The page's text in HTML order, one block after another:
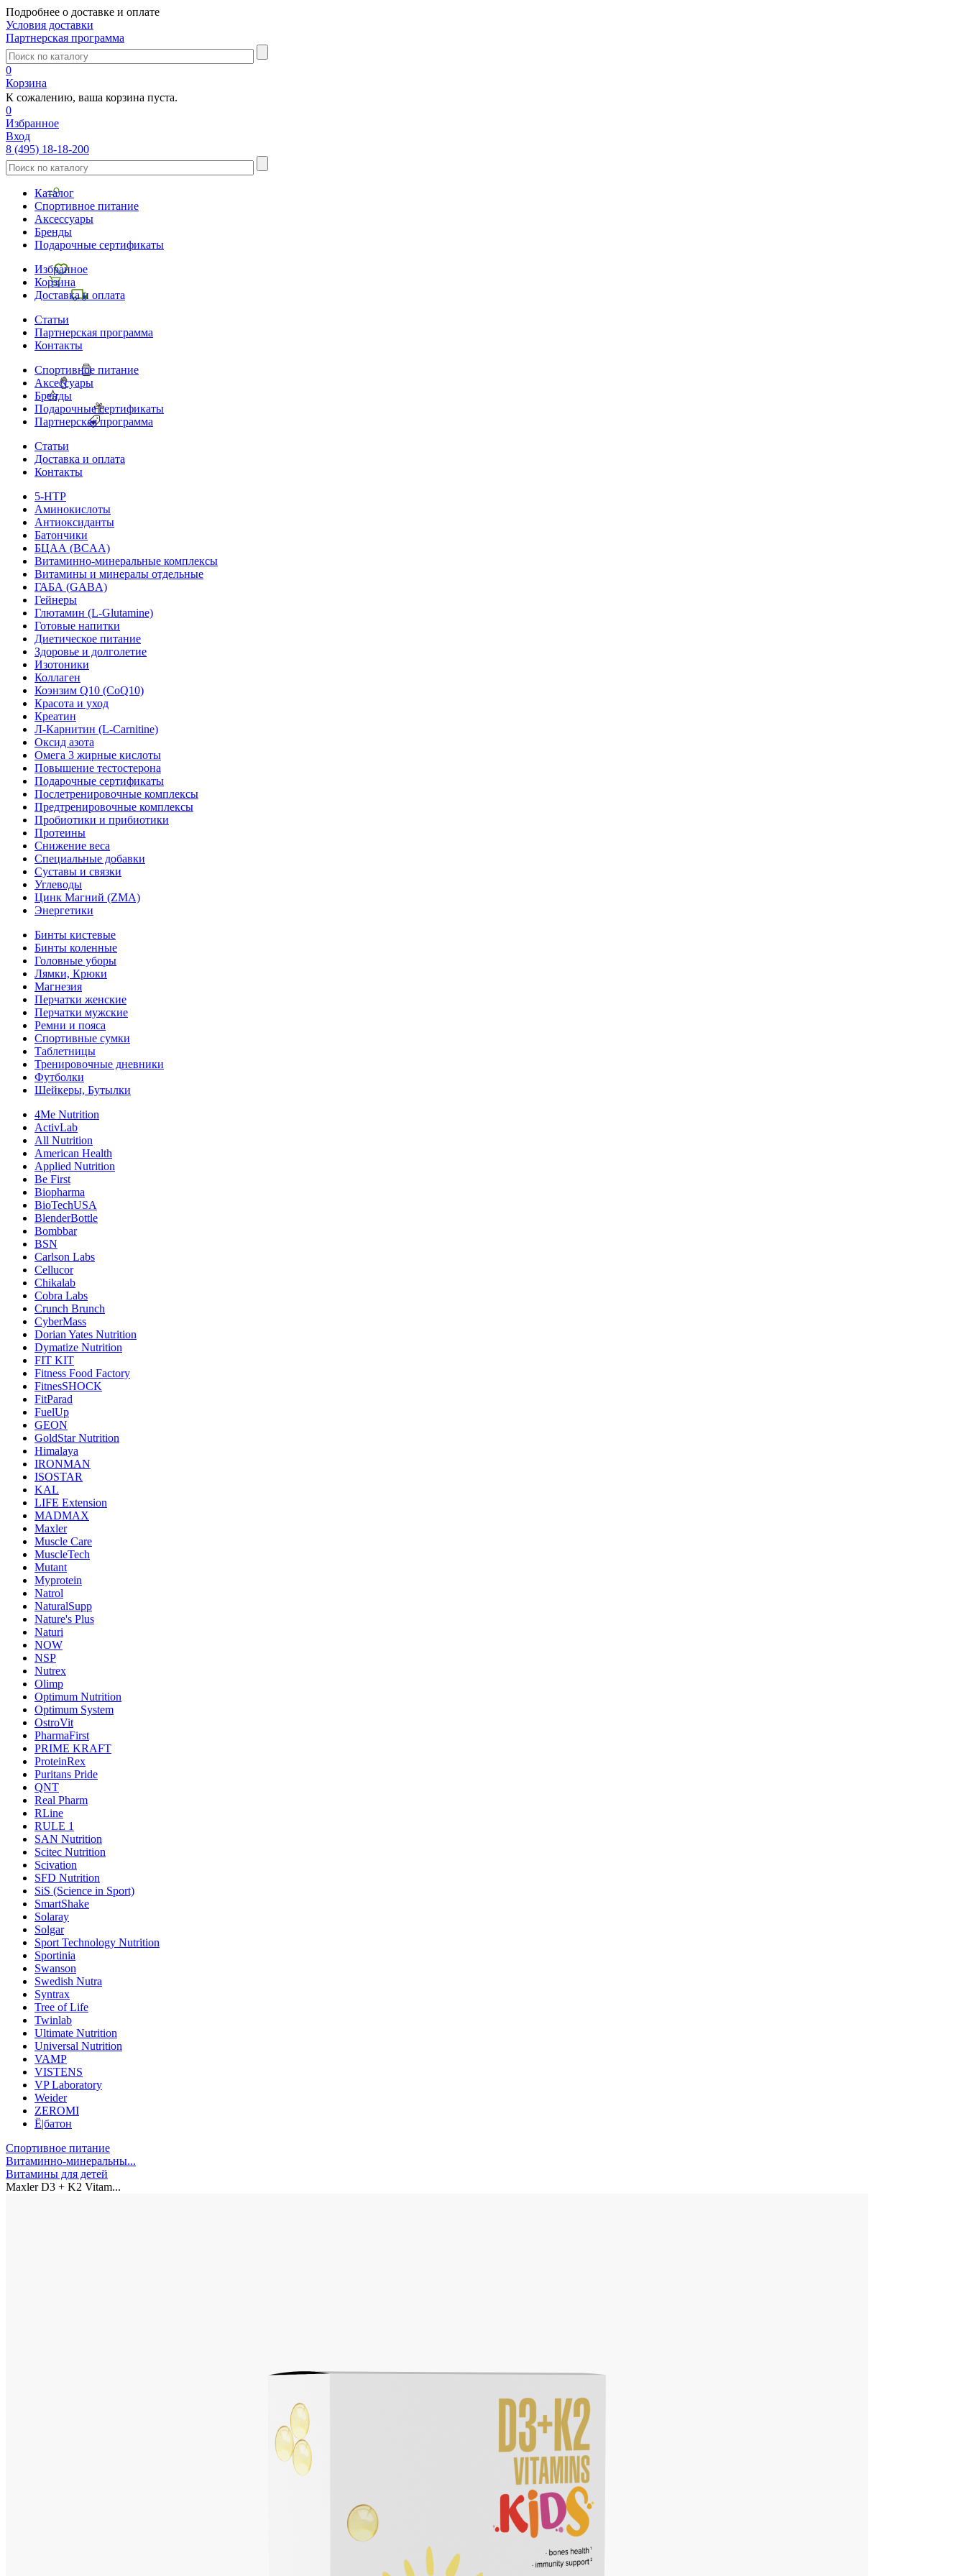
Подробнее о доставке и оплате
Условия доставки
Партнерская программа
0
Корзина
К сожалению, ваша корзина пуста.
0
Избранное
Вход
8 (495) 18-18-200
Каталог
Спортивное питание
Аксессуары
Бренды
Подарочные сертификаты
Избранное
Корзина
Доставка и оплата
Статьи
Партнерская программа
Контакты
Спортивное питание
Аксессуары
Бренды
Подарочные сертификаты
Партнерская программа
Статьи
Доставка и оплата
Контакты
5-HTP
Аминокислоты
Антиоксиданты
Батончики
БЦАА (BCAA)
Витаминно-минеральные комплексы
Витамины и минералы отдельные
ГАБА (GABA)
Гейнеры
Глютамин (L-Glutamine)
Готовые напитки
Диетическое питание
Здоровье и долголетие
Изотоники
Коллаген
Коэнзим Q10 (CoQ10)
Красота и уход
Креатин
Л-Карнитин (L-Сarnitine)
Оксид азота
Омега 3 жирные кислоты
Повышение тестостерона
Подарочные сертификаты
Послетренировочные комплексы
Предтренировочные комплексы
Пробиотики и прибиотики
Протеины
Снижение веса
Специальные добавки
Суставы и связки
Углеводы
Цинк Магний (ZMA)
Энергетики
Бинты кистевые
Бинты коленные
Головные уборы
Лямки, Крюки
Магнезия
Перчатки женские
Перчатки мужские
Ремни и пояса
Спортивные сумки
Таблетницы
Тренировочные дневники
Футболки
Шейкеры, Бутылки
4Me Nutrition
ActivLab
All Nutrition
American Health
Applied Nutrition
Be First
Biopharma
BioTechUSA
BlenderBottle
Bombbar
BSN
Carlson Labs
Cellucor
Chikalab
Cobra Labs
Crunch Brunch
CyberMass
Dorian Yates Nutrition
Dymatize Nutrition
FIT KIT
Fitness Food Factory
FitnesSHOCK
FitParad
FuelUp
GEON
GoldStar Nutrition
Himalaya
IRONMAN
ISOSTAR
KAL
LIFE Extension
MADMAX
Maxler
Muscle Care
MuscleTech
Mutant
Myprotein
Natrol
NaturalSupp
Nature's Plus
Naturi
NOW
NSP
Nutrex
Olimp
Optimum Nutrition
Optimum System
OstroVit
PharmaFirst
PRIME KRAFT
ProteinRex
Puritans Pride
QNT
Real Pharm
RLine
RULE 1
SAN Nutrition
Scitec Nutrition
Scivation
SFD Nutrition
SiS (Science in Sport)
SmartShake
Solaray
Solgar
Sport Technology Nutrition
Sportinia
Swanson
Swedish Nutra
Syntrax
Tree of Life
Twinlab
Ultimate Nutrition
Universal Nutrition
VAMP
VISTENS
VP Laboratory
Weider
ZEROMI
Ё|батон
Спортивное питание
Витаминно-минеральны...
Витамины для детей
Maxler D3 + K2 Vitam...